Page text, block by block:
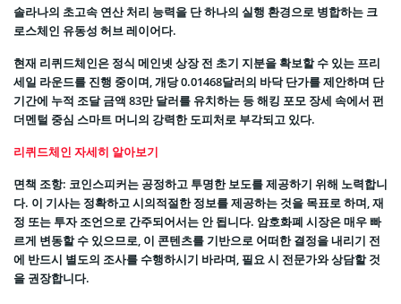
솔라나의 초고속 연산 처리 능력을 단 하나의 실행 환경으로 병합하는 크
로스체인 유동성 허브 레이어다.
현재 리퀴드체인은 정식 메인넷 상장 전 초기 지분을 확보할 수 있는 프리
세일 라운드를 진행 중이며, 개당 0.01468달러의 바닥 단가를 제안하며 단
기간에 누적 조달 금액 83만 달러를 유치하는 등 해킹 포모 장세 속에서 펀
더멘털 중심 스마트 머니의 강력한 도피처로 부각되고 있다.
리퀴드체인 자세히 알아보기
면책 조항: 코인스피커는 공정하고 투명한 보도를 제공하기 위해 노력합니
다. 이 기사는 정확하고 시의적절한 정보를 제공하는 것을 목표로 하며, 재
정 또는 투자 조언으로 간주되어서는 안 됩니다. 암호화폐 시장은 매우 빠
르게 변동할 수 있으므로, 이 콘텐츠를 기반으로 어떠한 결정을 내리기 전
에 반드시 별도의 조사를 수행하시기 바라며, 필요 시 전문가와 상담할 것
을 권장합니다.